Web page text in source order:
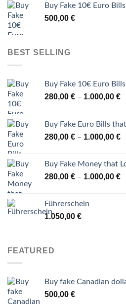
Buy Fake 10€ Euro
500,00 €
BEST SELLING
Buy Fake 10€ Euro
280,00 € – 1.000,00 €
Buy Fake Euro Bills
280,00 € – 1.000,00 €
Buy Fake Money that
280,00 € – 1.000,00 €
Führerschein
1.050,00 €
FEATURED
Buy fake Canadian
500,00 €